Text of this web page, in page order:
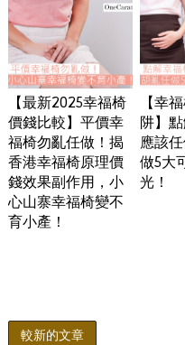
【最新2025幸福椅
價錢比較】平價幸
福椅勿亂任做！揭
香港幸福椅原理價
錢效果副作用，小
心山寨幸福椅變不
育小產！
【幸
阱】
應該
做5大
光！
較新的文章